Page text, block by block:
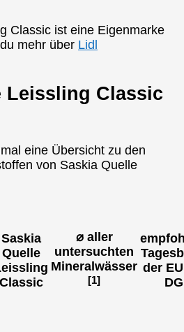
Classic ist eine Eigenmarke
mehr über Lidl
Leissling Classic
eine Übersicht zu den
von Saskia Quelle
Saskia
Quelle
Classic
⌀ aller
untersuchten
Mineralwässer
[1]
der